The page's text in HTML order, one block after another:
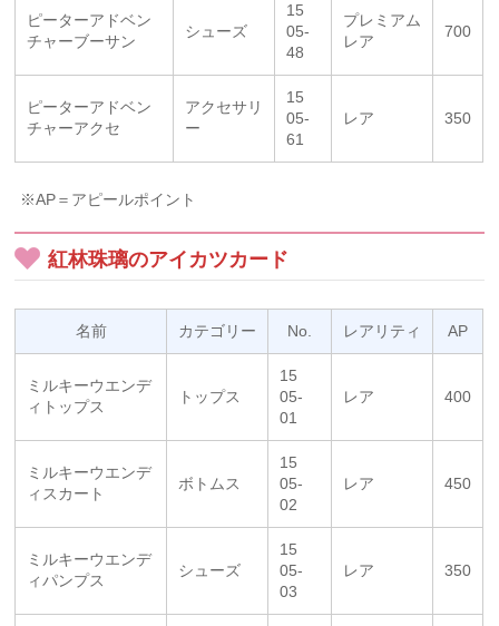
ピーターアドベン
チャーブーサン
シューズ
15
05-
48
プレミアム
レア
700
ピーターアドベン
チャーアクセ
アクセサリ
ー
15
05-
61
レア 350
※AP＝アピールポイント
紅林珠璃のアイカツカード
名前 カテゴリー No. レアリティ AP
ミルキーウエンデ
ィトップス
トップス
15
05-
01
レア 400
ミルキーウエンデ
ィスカート
ボトムス
15
05-
02
レア 450
ミルキーウエンデ
ィパンプス
シューズ
15
05-
03
レア 350